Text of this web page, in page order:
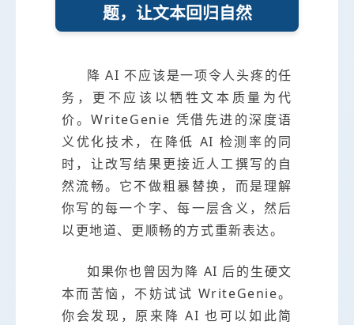
题，让文本回归自然
降 AI 不应该是一项令人头疼的任
务，更不应该以牺牲文本质量为代
价。WriteGenie 凭借先进的深度语
义优化技术，在降低 AI 检测率的同
时，让改写结果更接近人工撰写的自
然流畅。它不做粗暴替换，而是理解
你写的每一个字、每一层含义，然后
以更地道、更顺畅的方式重新表达。
如果你也曾因为降 AI 后的生硬文
本而苦恼，不妨试试 WriteGenie。
你会发现，原来降 AI 也可以如此简